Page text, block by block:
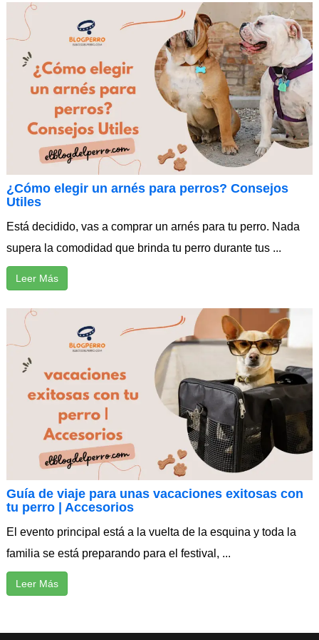
¿Cómo elegir un arnés para perros? Consejos
Utiles
Está decidido, vas a comprar un arnés para tu perro. Nada
supera la comodidad que brinda tu perro durante tus ...
Leer Más
Guía de viaje para unas vacaciones exitosas con
tu perro | Accesorios
El evento principal está a la vuelta de la esquina y toda la
familia se está preparando para el festival, ...
Leer Más